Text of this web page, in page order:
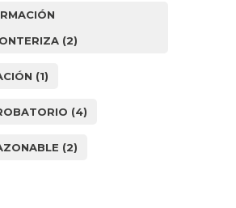
(2)
(1)
(4)
(2)